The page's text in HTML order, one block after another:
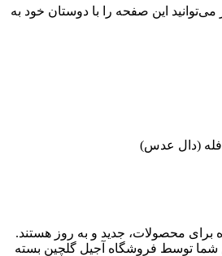
این صفحه را با دوستان خود به
(دال عدس)
محصولات، جدید و به روز هستند.
شما توسط فروشگاه آجیل گلچین بسته